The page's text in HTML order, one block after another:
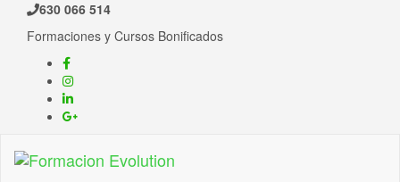
630 066 514
Formaciones y Cursos Bonificados